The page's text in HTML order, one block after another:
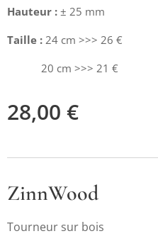
Hauteur : ± 25 mm
Taille : 24 cm >>> 26 €
20 cm >>> 21 €
28,00 €
ZinnWood
Tourneur sur bois